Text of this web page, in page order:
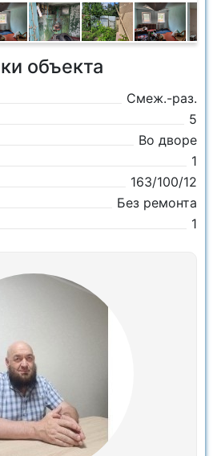
объекта
Смеж.-раз.
5
Во дворе
1
163/100/12
Без ремонта
1